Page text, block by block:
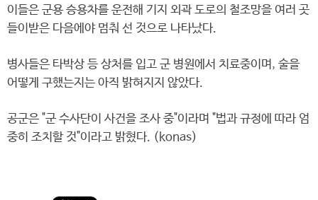
이들은 군용 승용차를 운전해 기지 외곽 도로의 철조망을 여러 곳
들이받은 다음에야 멈춰 선 것으로 나타났다.
병사들은 타박상 등 상처를 입고 군 병원에서 치료중이며, 술을
어떻게 구했는지는 아직 밝혀지지 않았다.
공군은 "군 수사단이 사건을 조사 중"이라며 "법과 규정에 따라 엄
중히 조치할 것"이라고 밝혔다. (konas)